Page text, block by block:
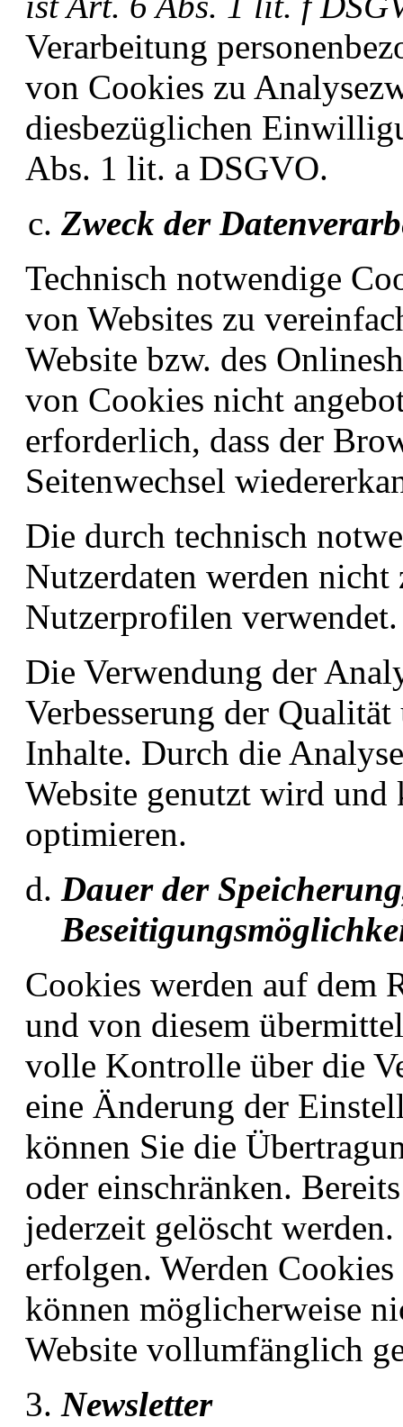
Verarbeitung
von Cookies zu
diesbezüglichen
Abs. 1 lit. a DSGVO.
Zweck der
Technisch notwendige
von Websites zu
Website bzw. des
von Cookies nicht
erforderlich, dass der
Seitenwechsel
Die durch technisch
Nutzerdaten werden
Nutzerprofilen verwendet.
Die Verwendung der
Verbesserung der
Inhalte. Durch die
Website genutzt wird und
optimieren.
Dauer der
Cookies werden auf dem
und von diesem
volle Kontrolle über die
eine Änderung der
können Sie die
oder einschränken.
jederzeit gelöscht
erfolgen. Werden
können möglicherweise
Website vollumfänglich
Newsletter